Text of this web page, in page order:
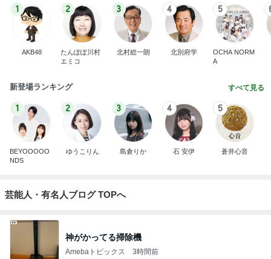
1
AKB48
2
たんぽぽ川村
エミコ
3
北村総一朗
4
北別府学
5
OCHA NORM
A
新登場ランキング すべて見る
1
BEYOOOOO
NDS
2
ゆうこりん
3
島倉りか
4
石 安伊
5
蒼井心音
芸能人・有名人ブログ TOPへ
神がかってる掃除機
Amebaトピックス 3時間前